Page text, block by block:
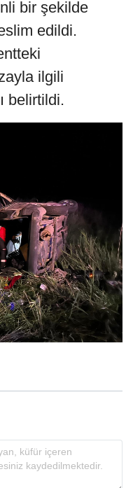
bir şekilde
edildi.
ilgili
belirtildi.